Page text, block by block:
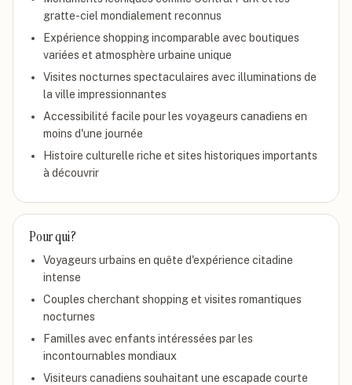
gratte-ciel mondialement reconnus
Expérience shopping incomparable avec boutiques
variées et atmosphère urbaine unique
Visites nocturnes spectaculaires avec illuminations de
la ville impressionnantes
Accessibilité facile pour les voyageurs canadiens en
moins d'une journée
Histoire culturelle riche et sites historiques importants
à découvrir
Pour qui ?
Voyageurs urbains en quête d'expérience citadine
intense
Couples cherchant shopping et visites romantiques
nocturnes
Familles avec enfants intéressées par les
incontournables mondiaux
Visiteurs canadiens souhaitant une escapade courte